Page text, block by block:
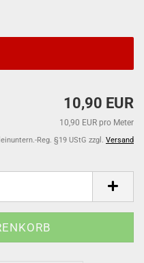
10,90 EUR
10,90 EUR pro Meter
Reg. §19 UStG zzgl. Versand